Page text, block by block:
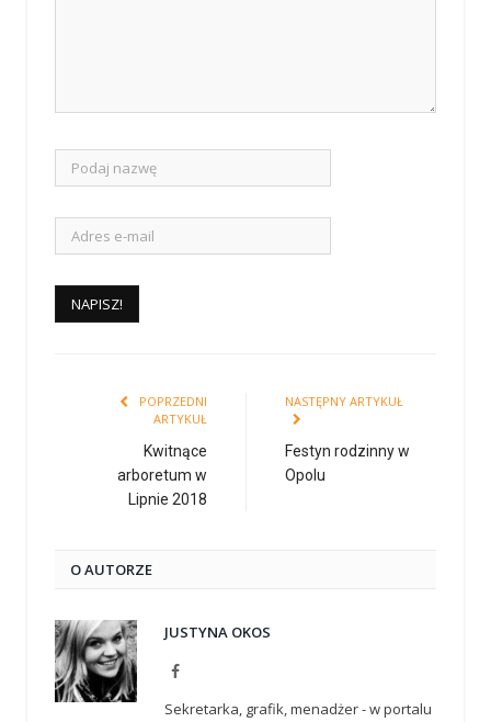
POPRZEDNI
ARTYKUŁ
Kwitnące
arboretum w
Lipnie 2018
NASTĘPNY ARTYKUŁ
Festyn rodzinny w
Opolu
O AUTORZE
JUSTYNA OKOS
Facebook
Sekretarka, grafik, menadżer - w portalu